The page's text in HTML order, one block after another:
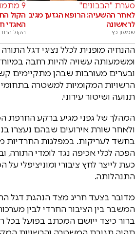
סערת "הבבונים"
לאחר ההשעיה: הרופא הגזען מגיב
לראשונה
שמעון כץ
9 מתמודדים
הקול
האגדי
הקול
ההנחיה מופנית לכלל נציגי דגל
ומשמעותה עשויה להיות רחבה
ובערים מעורבות שבהן מתקיימים
הרשויות המקומיות למשטרה בתחומי
תנועה ושיטור עירוני.
המהלך של גפני מגיע ברקע החרפת
ולאחר שורת אירועים שבהם נעצרו
בחשד לעריקות. במפלגות החרדיות
הפכה לכלי אכיפה נגד לומדי התורה,
כעת לייצר לחץ ציבורי ומוניציפלי
התנהלותה.
מדובר בצעד חריג מצד הנהגת דגל
המשבר בין הציבור החרדי לבין
ברור כיצד ייושם המכתב בפועל בכל